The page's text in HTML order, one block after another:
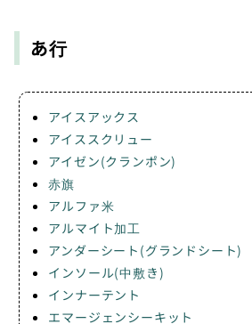
あ行
アイスアックス
アイススクリュー
アイゼン(クランポン)
赤旗
アルファ米
アルマイト加工
アンダーシート(グランドシート)
インソール(中敷き)
インナーテント
エマージェンシーキット